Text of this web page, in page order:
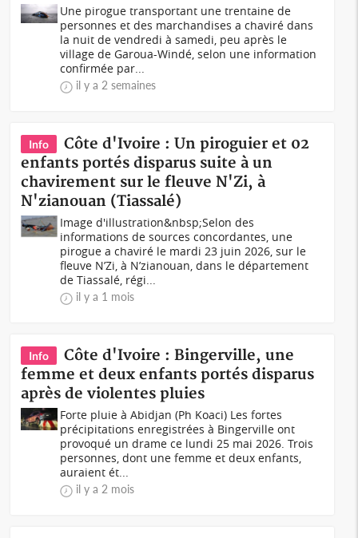
Une pirogue transportant une trentaine de
personnes et des marchandises a chaviré dans
la nuit de vendredi à samedi, peu après le
village de Garoua-Windé, selon une information
confirmée par...
il y a 2 semaines
Info
Côte d'Ivoire : Un piroguier et 02
enfants portés disparus suite à un
chavirement sur le fleuve N'Zi, à
N'zianouan (Tiassalé)
Image d'illustration&nbsp;Selon des
informations de sources concordantes, une
pirogue a chaviré le mardi 23 juin 2026, sur le
fleuve N’Zi, à N’zianouan, dans le département
de Tiassalé, régi...
il y a 1 mois
Info
Côte d'Ivoire : Bingerville, une
femme et deux enfants portés disparus
après de violentes pluies
Forte pluie à Abidjan (Ph Koaci) Les fortes
précipitations enregistrées à Bingerville ont
provoqué un drame ce lundi 25 mai 2026. Trois
personnes, dont une femme et deux enfants,
auraient ét...
il y a 2 mois